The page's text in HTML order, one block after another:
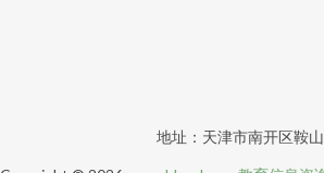
地址：天津市南开区鞍